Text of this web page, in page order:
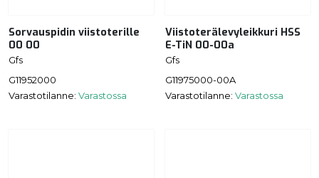
Sorvauspidin viistoterille
00 00
Gfs
G11952000
Varastotilanne: Varastossa
Viistoterälevyleikkuri HSS
E-TiN 00-00a
Gfs
G11975000-00A
Varastotilanne: Varastossa